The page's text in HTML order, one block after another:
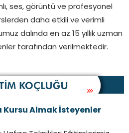
ses, görüntü ve profesyonel
daha etkili ve verimli
dalında en az 15 yıllık uzman
tarafından verilmektedir.
Kursu Almak İsteyenler